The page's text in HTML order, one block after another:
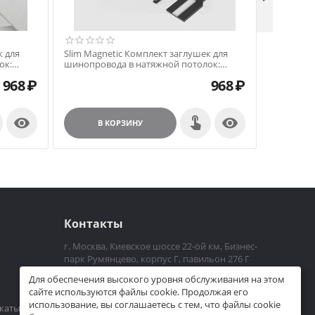
для
968₽

Slim Magnetic Комплект заглушек для
шинопровода в натяжной потолок:
968₽
В КОРЗИНУ 
Контакты
г. Москва, Киевское шоссе 22-ой км, Бизнес-
парк Румянцево, корпус Г, павильон 276 Г
+7 (926)225-06-36
dim_bo@mail.ru
Для обеспечения высокого уровня обслуживания на этом
сайте используются файлы cookie. Продолжая его
использование, вы соглашаетесь с тем, что файлы cookie